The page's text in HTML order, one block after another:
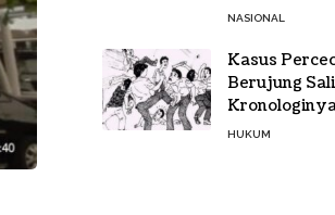
NASIONAL
Kasus
Berujung
HUKUM